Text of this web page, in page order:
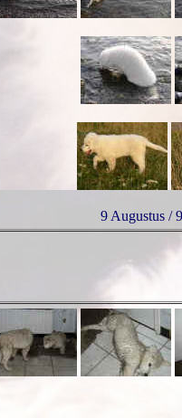
9 Augustus /